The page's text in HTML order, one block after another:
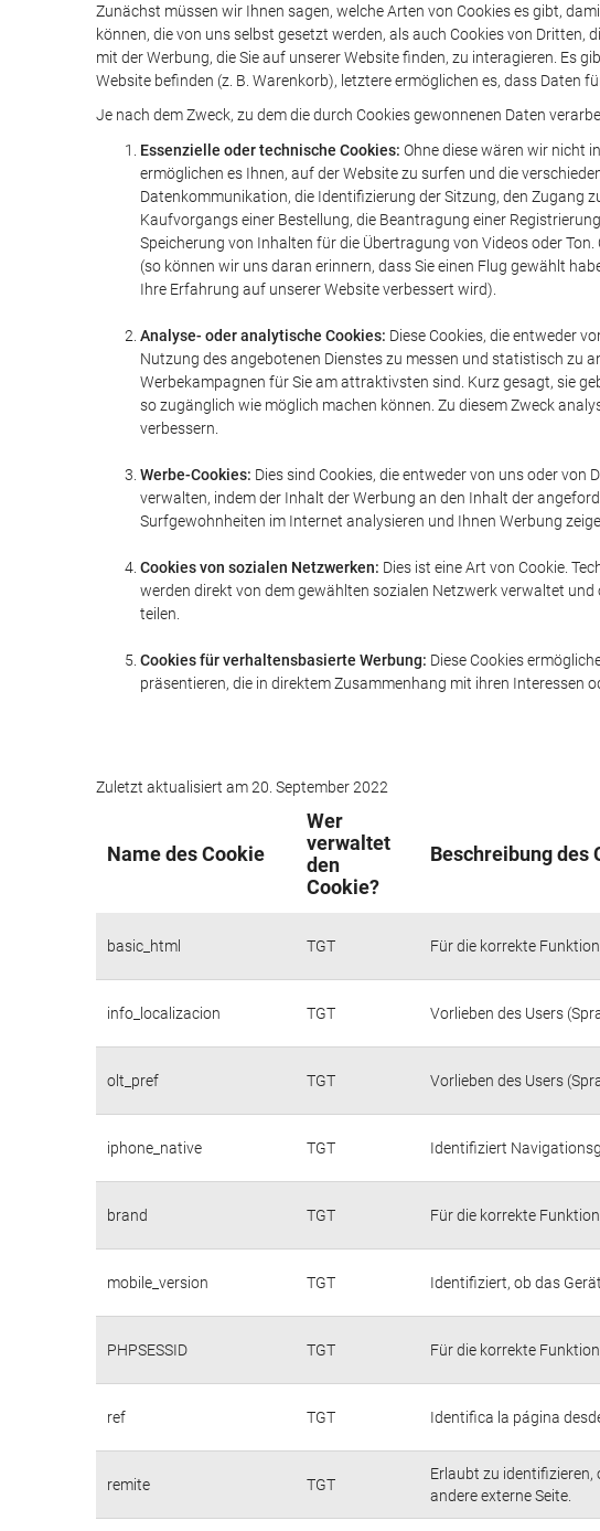
Zunächst müssen wir Ihnen sagen, welche Arten von Cookies es gibt,
können, die von uns selbst gesetzt werden, als auch Cookies von
mit der Werbung, die Sie auf unserer Website finden, zu interagieren. Es
Website befinden (z. B. Warenkorb), letztere ermöglichen es, dass Daten
Je nach dem Zweck, zu dem die durch Cookies gewonnenen Daten
Essenzielle oder technische Cookies: Ohne diese wären wir nicht
ermöglichen es Ihnen, auf der Website zu surfen und die
Datenkommunikation, die Identifizierung der Sitzung, den Zugang
Kaufvorgangs einer Bestellung, die Beantragung einer
Speicherung von Inhalten für die Übertragung von Videos oder
(so können wir uns daran erinnern, dass Sie einen Flug gewählt
Ihre Erfahrung auf unserer Website verbessert wird).
Analyse- oder analytische Cookies: Diese Cookies, die entweder
Nutzung des angebotenen Dienstes zu messen und statistisch zu
Werbekampagnen für Sie am attraktivsten sind. Kurz gesagt, sie
so zugänglich wie möglich machen können. Zu diesem Zweck
verbessern.
Werbe-Cookies: Dies sind Cookies, die entweder von uns oder
verwalten, indem der Inhalt der Werbung an den Inhalt der
Surfgewohnheiten im Internet analysieren und Ihnen Werbung
Cookies von sozialen Netzwerken: Dies ist eine Art von Cookie.
werden direkt von dem gewählten sozialen Netzwerk verwaltet
teilen.
Cookies für verhaltensbasierte Werbung: Diese Cookies
präsentieren, die in direktem Zusammenhang mit ihren Interessen
Zuletzt aktualisiert am 20. September 2022
Name des Cookie
Wer
verwaltet
den
Cookie?
Beschreibung des
basic_html TGT Für die korrekte
info_localizacion TGT Vorlieben des Users
olt_pref TGT Vorlieben des Users
iphone_native TGT Identifiziert
brand TGT Für die korrekte
mobile_version TGT Identifiziert, ob das
PHPSESSID TGT Für die korrekte
ref TGT Identifica la página
remite TGT
Erlaubt zu identifizieren,
andere externe Seite.